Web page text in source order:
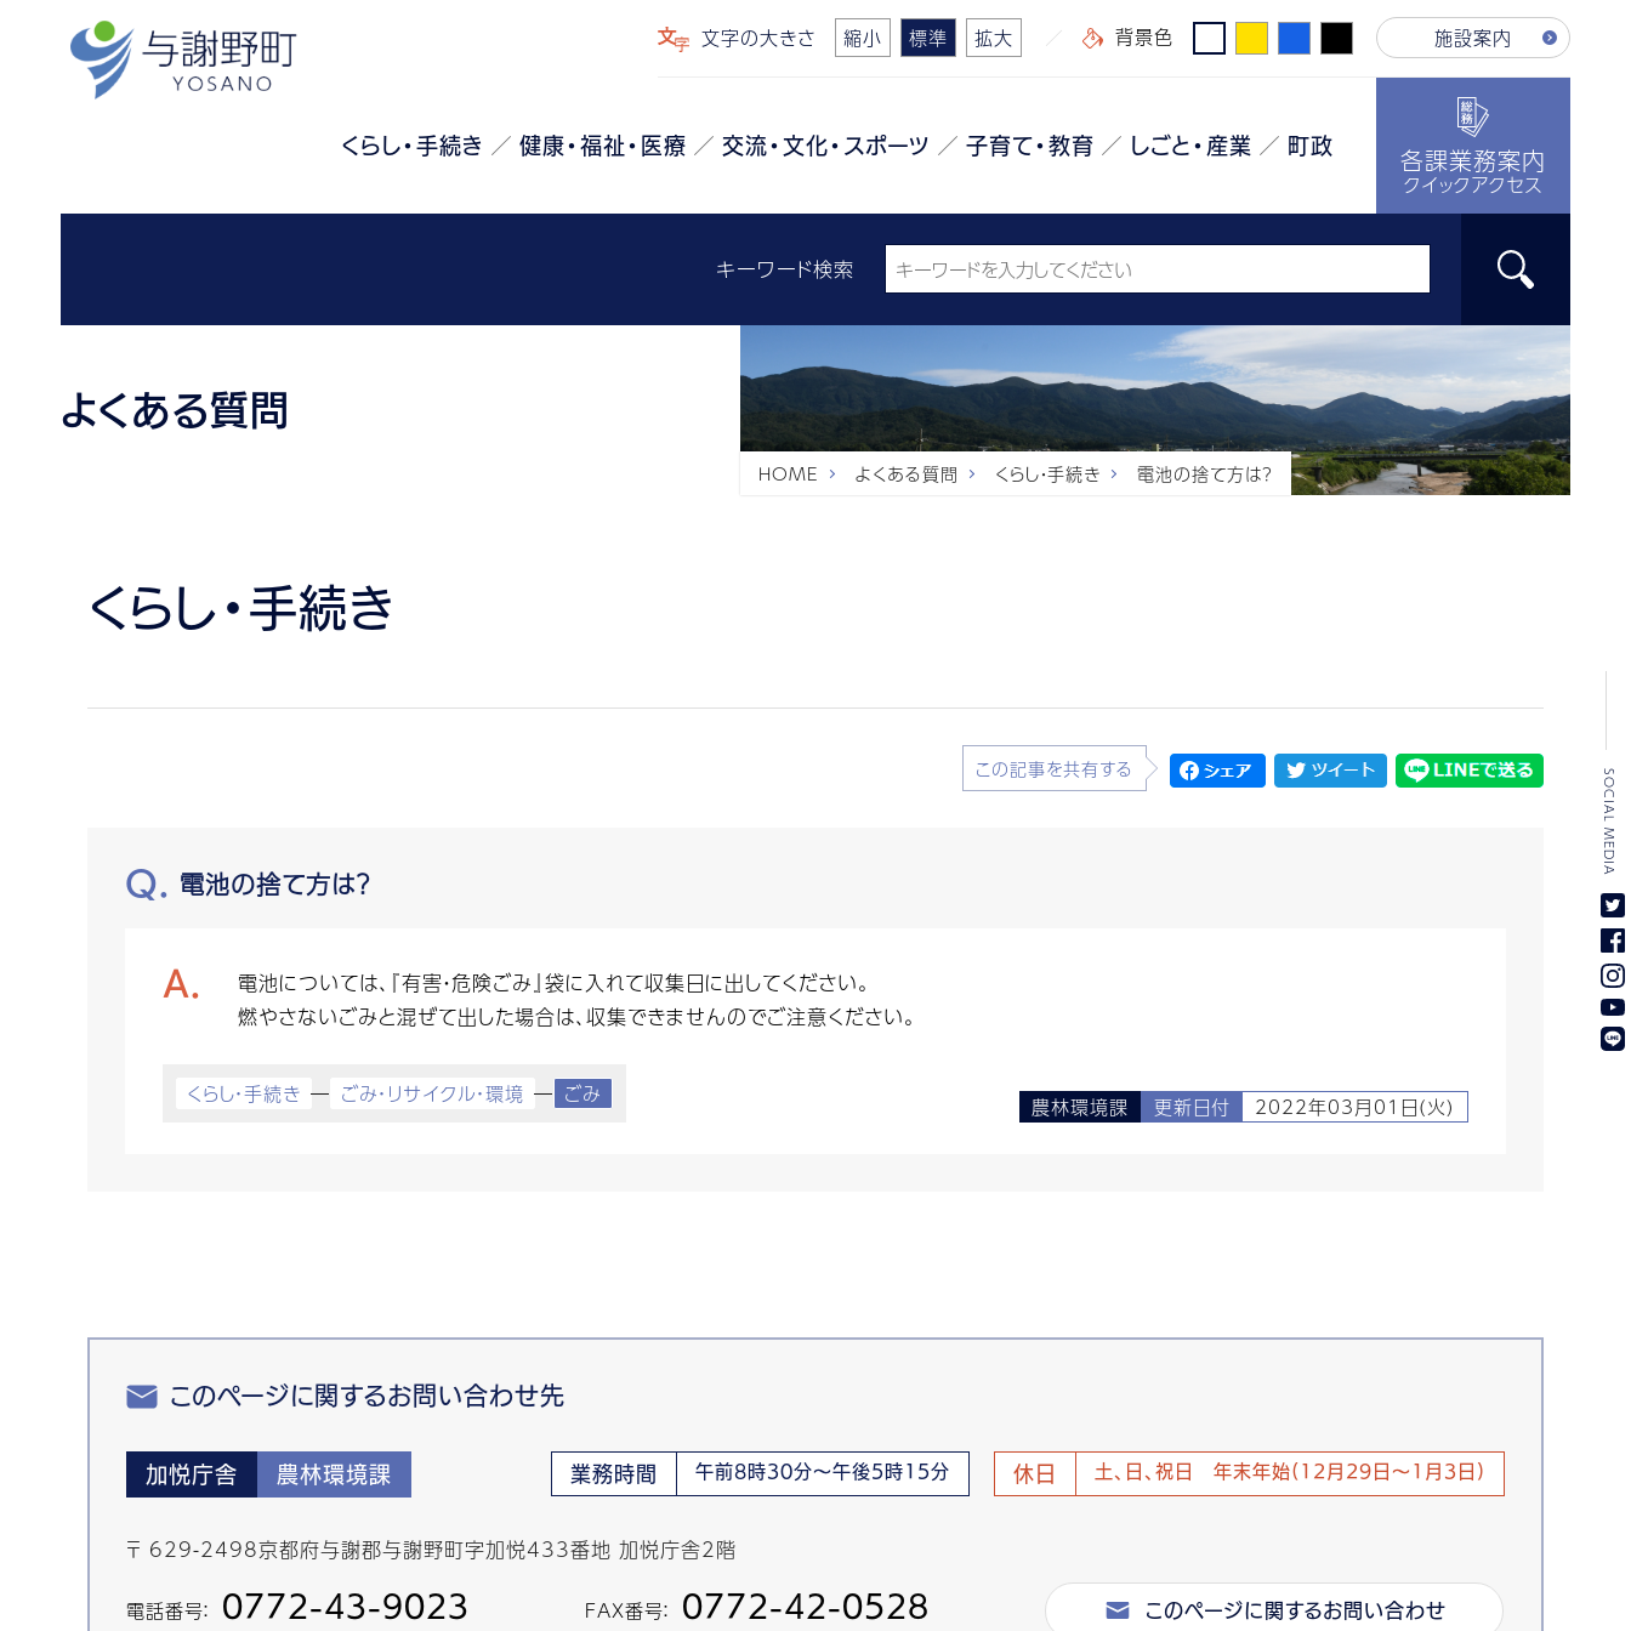
文字の大きさ 縮小 標準 拡大 背景色 施設案内
くらし・手続き 健康・福祉・医療 交流・文化・スポーツ 子育て・教育 しごと・産業 町政 各課業務案内
クイックアクセス
キーワード検索
よくある質問
HOME よくある質問 くらし・手続き 電池の捨て方は？
くらし・手続き
この記事を共有する
電池の捨て方は？
電池については、『有害・危険ごみ』袋に入れて収集日に出してください。
燃やさないごみと混ぜて出した場合は、収集できませんのでご注意ください。
くらし・手続き ごみ・リサイクル・環境 ごみ 農林環境課 更新日付 2022年03月01日(火)
このページに関するお問い合わせ先
加悦庁舎 農林環境課 業務時間 午前8時30分～午後5時15分 休日 土、日、祝日 年末年始(12月29日～1月3日)
〒 629-2498京都府与謝郡与謝野町字加悦433番地 加悦庁舎2階
電話番号： 0772-43-9023 FAX番号： 0772-42-0528 このページに関するお問い合わせ
SOCIAL MEDIA